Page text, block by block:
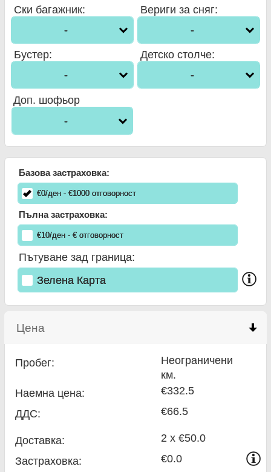
Ски багажник:
-
Вериги за сняг:
-
Бустер:
-
Детско столче:
-
Доп. шофьор
-
Базова застраховка:
€0/ден- €1000отговорност
Пълна застраховка:
€10/ден- €отговорност
Пътуване зад граница:
Зелена Карта
Цена
Пробег:
Неограничени
км.
Наемна цена:
€332.5
ДДС:
€66.5
Доставка:
2 x €50.0
Застраховка:
€0.0